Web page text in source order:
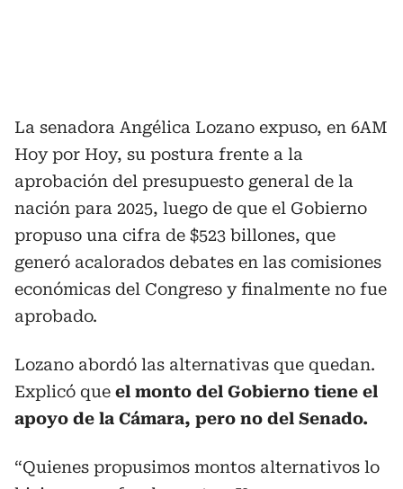
La senadora Angélica Lozano expuso, en 6AM
Hoy por Hoy, su postura frente a la
aprobación del presupuesto general de la
nación para 2025, luego de que el Gobierno
propuso una cifra de $523 billones, que
generó acalorados debates en las comisiones
económicas del Congreso y finalmente no fue
aprobado.
Lozano abordó las alternativas que quedan.
Explicó que el monto del Gobierno tiene el
apoyo de la Cámara, pero no del Senado.
“Quienes propusimos montos alternativos lo